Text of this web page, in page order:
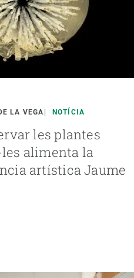
LA VEGA NOTÍCIA
les plantes
alimenta la
artística Jaume